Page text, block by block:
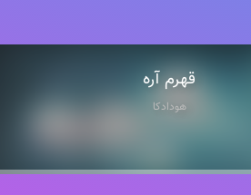
قهرم آره
هودادکا